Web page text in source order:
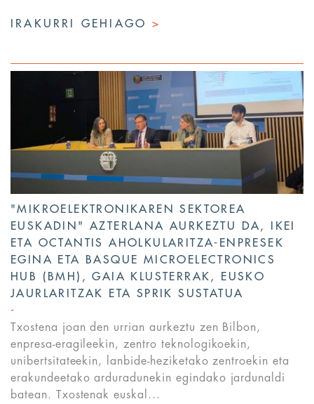
IRAKURRI GEHIAGO>
"MIKROELEKTRONIKAREN SEKTOREA
EUSKADIN" AZTERLANA AURKEZTU DA, IKEI
ETA OCTANTIS AHOLKULARITZA-ENPRESEK
EGINA ETA BASQUE MICROELECTRONICS
HUB (BMH), GAIA KLUSTERRAK, EUSKO
JAURLARITZAK ETA SPRIK SUSTATUA
Txostena joan den urrian aurkeztu zen Bilbon,
enpresa-eragileekin, zentro teknologikoekin,
unibertsitateekin, lanbide-heziketako zentroekin eta
erakundeetako arduradunekin egindako jardunaldi
batean. Txostenak euskal...